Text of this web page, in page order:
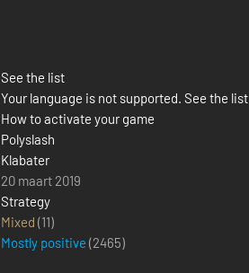
See the list
Your language is not supported. See the list
How to activate your game
Polyslash
Klabater
20 maart 2019
Strategy
Mixed (11)
Mostly positive (2465)